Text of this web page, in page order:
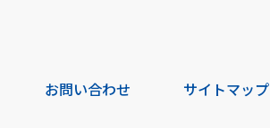
お問い合わせ サイトマップ